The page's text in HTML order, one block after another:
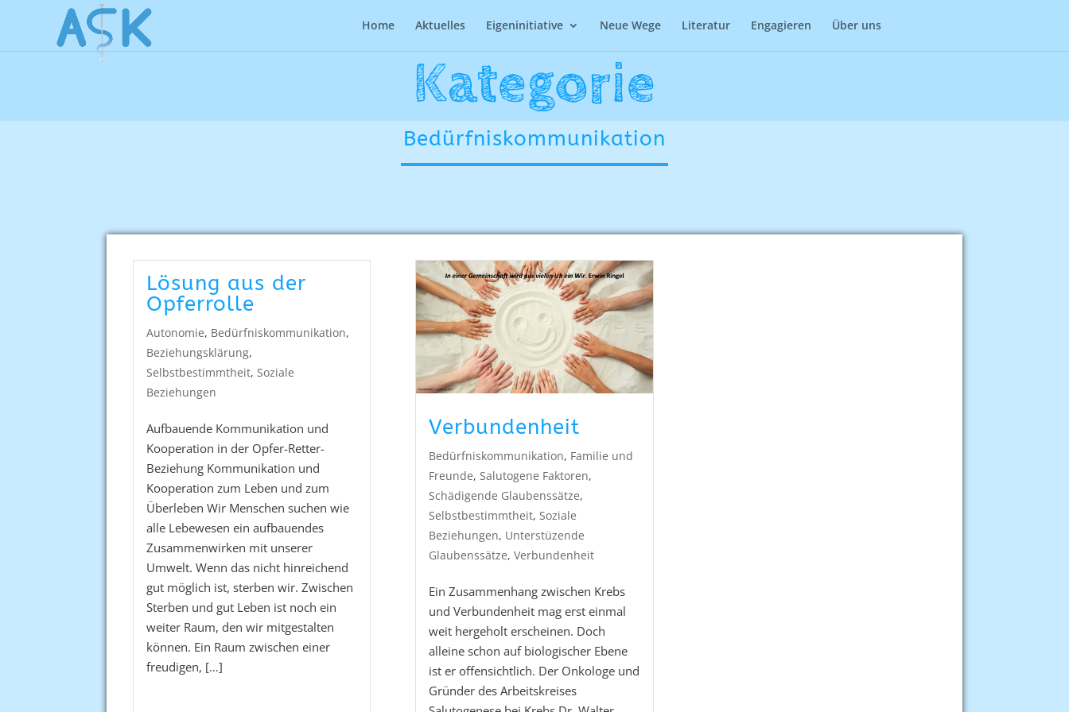
Home Aktuelles Eigeninitiative Neue Wege Literatur Engagieren Über uns
Kategorie
Bedürfniskommunikation
Lösung aus der
Opferrolle
Autonomie, Bedürfniskommunikation,
Beziehungsklärung,
Selbstbestimmtheit, Soziale
Beziehungen
Aufbauende Kommunikation und
Kooperation in der Opfer-Retter-
Beziehung Kommunikation und
Kooperation zum Leben und zum
Überleben Wir Menschen suchen wie
alle Lebewesen ein aufbauendes
Zusammenwirken mit unserer
Umwelt. Wenn das nicht hinreichend
gut möglich ist, sterben wir. Zwischen
Sterben und gut Leben ist noch ein
weiter Raum, den wir mitgestalten
können. Ein Raum zwischen einer
freudigen, […]
Verbundenheit
Bedürfniskommunikation, Familie und
Freunde,Salutogene Faktoren,
Schädigende Glaubenssätze,
Selbstbestimmtheit,Soziale
Beziehungen, Unterstüzende
Glaubenssätze,Verbundenheit
Ein Zusammenhang zwischen Krebs
und Verbundenheit mag erst einmal
weit hergeholt erscheinen. Doch
alleine schon auf biologischer Ebene
ist er offensichtlich. Der Onkologe und
Gründer des Arbeitskreises